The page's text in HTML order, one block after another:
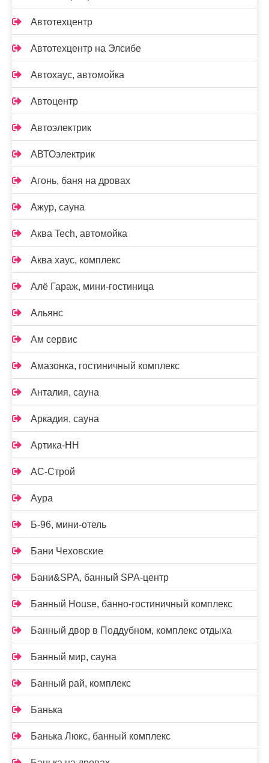
Автотехцентр
Автотехцентр на Элсибе
Автохаус, автомойка
Автоцентр
Автоэлектрик
АВТОэлектрик
Агонь, баня на дровах
Ажур, сауна
Аква Tech, автомойка
Аква хаус, комплекс
Алё Гараж, мини-гостиница
Альянс
Ам сервис
Амазонка, гостиничный комплекс
Анталия, сауна
Аркадия, сауна
Артика-НН
АС-Строй
Аура
Б-96, мини-отель
Бани Чеховские
Бани&SPA, банный SPA-центр
Банный House, банно-гостиничный комплекс
Банный двор в Поддубном, комплекс отдыха
Банный мир, сауна
Банный рай, комплекс
Банька
Банька Люкс, банный комплекс